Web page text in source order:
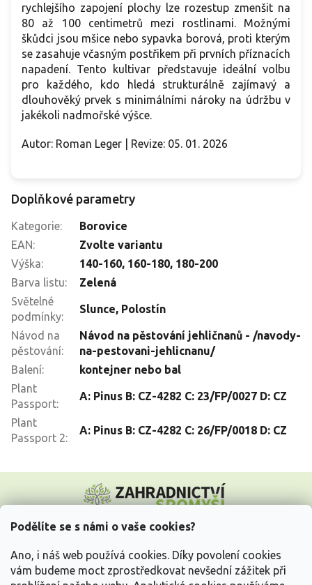
Podělíte se s námi o vaše cookies?
Ano, i náš web používá cookies. Díky povolení cookies
vám budeme moct zprostředkovat nevšední zážitek při
rychlejšího zapojení plochy lze rozestup zmenšit na
80 až 100 centimetrů mezi rostlinami. Možnými
škůdci jsou mšice nebo sypavka borová, proti kterým
se zasahuje včasným postřikem při prvních příznacích
napadení. Tento kultivar představuje ideální volbu
pro každého, kdo hledá strukturálně zajímavý a
dlouhověký prvek s minimálními nároky na údržbu v
jakékoli nadmořské výšce.
Autor: Roman Leger | Revize: 05. 01. 2026
Doplňkové parametry
Kategorie:
Borovice
EAN:
Zvolte variantu
Výška: 140-160, 160-180, 180-200
Barva listu:
Zelená
Světelné
podmínky:
Slunce, Polostín
Návod na
pěstování:
Návod na pěstování jehličnanů - /navody-
na-pestovani-jehlicnanu/
Balení:
kontejner nebo bal
Plant
Passport:
A: Pinus B: CZ-4282 C: 23/FP/0027 D: CZ
Plant
Passport 2:
A: Pinus B: CZ-4282 C: 26/FP/0018 D: CZ
p
Vše o nákupu